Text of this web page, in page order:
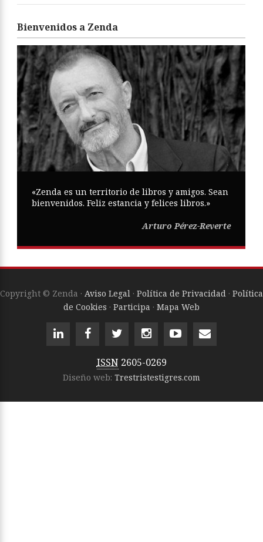
Bienvenidos a Zenda
«Zenda es un territorio de libros y amigos. Sean
bienvenidos. Feliz estancia y felices libros.»
Arturo Pérez-Reverte
Copyright © Zenda · Aviso Legal · Política de Privacidad · Política
de Cookies · Participa · Mapa Web
ISSN 2605-0269
Diseño web: Trestristestigres.com